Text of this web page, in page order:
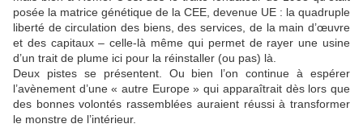
posée la matrice génétique de la CEE, devenue UE : la quadruple
liberté de circulation des biens, des services, de la main d’œuvre
et des capitaux – celle-là même qui permet de rayer une usine
d’un trait de plume ici pour la réinstaller (ou pas) là.
Deux pistes se présentent. Ou bien l’on continue à espérer
l’avènement d’une « autre Europe » qui apparaîtrait dès lors que
des bonnes volontés rassemblées auraient réussi à transformer
le monstre de l’intérieur.